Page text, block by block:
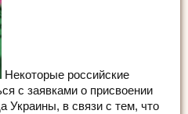
Некоторые российские
с заявками о присвоении
Украины, в связи с тем, что